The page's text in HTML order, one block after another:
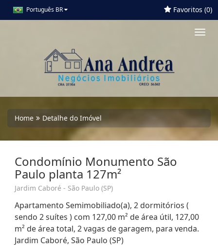
Português BR Favoritos (0)
Home Detalhe do Imóvel
Condomínio Monumento São
Paulo planta 127m²
Jardim Caboré - São Paulo (SP)
Apartamento Semimobiliado(a), 2 dormitórios (
sendo 2 suítes ) com 127,00 m² de área útil, 127,00
m² de área total, 2 vagas de garagem, para venda.
Jardim Caboré, São Paulo (SP)